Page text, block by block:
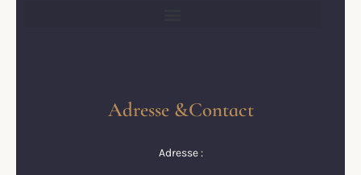
Adresse &Contact
Adresse :